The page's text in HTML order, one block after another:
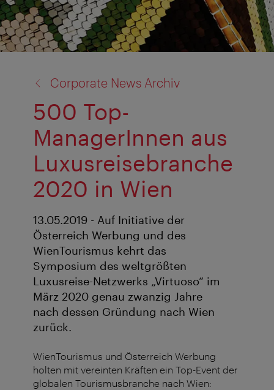
Corporate News Archiv
500 Top-
ManagerInnen aus
Luxusreisebranche
2020 in Wien
13.05.2019 - Auf Initiative der
Österreich Werbung und des
WienTourismus kehrt das
Symposium des weltgrößten
Luxusreise-Netzwerks „Virtuoso“ im
März 2020 genau zwanzig Jahre
nach dessen Gründung nach Wien
zurück.
WienTourismus und Österreich Werbung
holten mit vereinten Kräften ein Top-Event der
globalen Tourismusbranche nach Wien: